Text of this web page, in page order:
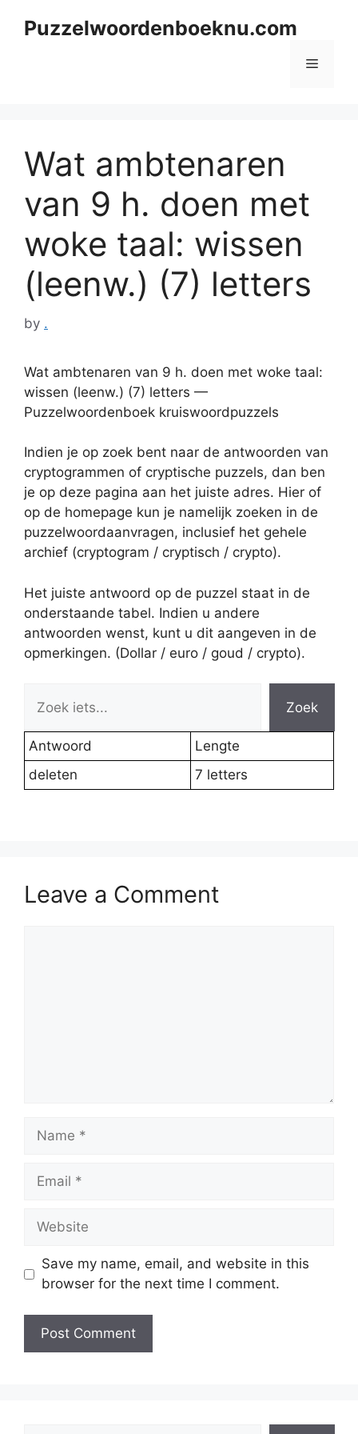
Puzzelwoordenboeknu.com
Menu
Wat ambtenaren
van 9 h. doen met
woke taal: wissen
(leenw.) (7) letters
by .
Wat ambtenaren van 9 h. doen met woke taal:
wissen (leenw.) (7) letters —
Puzzelwoordenboek kruiswoordpuzzels
Indien je op zoek bent naar de antwoorden van
cryptogrammen of cryptische puzzels, dan ben
je op deze pagina aan het juiste adres. Hier of
op de homepage kun je namelijk zoeken in de
puzzelwoordaanvragen, inclusief het gehele
archief (cryptogram / cryptisch / crypto).
Het juiste antwoord op de puzzel staat in de
onderstaande tabel. Indien u andere
antwoorden wenst, kunt u dit aangeven in de
opmerkingen. (Dollar / euro / goud / crypto).
Zoek
Antwoord
Lengte
deleten
7 letters
Leave a Comment
Name
Email
Website
Save my name, email, and website in this
browser for the next time I comment.